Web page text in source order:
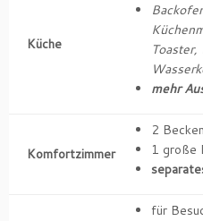
Küche
mehr
Komfortzimmer
2 Becken
1 große
für